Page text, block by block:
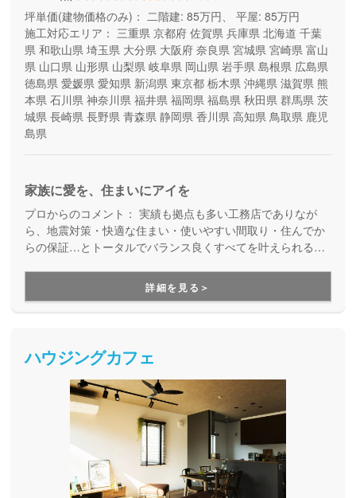
坪単価(建物価格のみ)： 二階建: 85万円、 平屋: 85万円
施工対応エリア： 三重県 京都府 佐賀県 兵庫県 北海道 千葉
県 和歌山県 埼玉県 大分県 大阪府 奈良県 宮城県 宮崎県 富山
県 山口県 山形県 山梨県 岐阜県 岡山県 岩手県 島根県 広島県
徳島県 愛媛県 愛知県 新潟県 東京都 栃木県 沖縄県 滋賀県 熊
本県 石川県 神奈川県 福井県 福岡県 福島県 秋田県 群馬県 茨
城県 長崎県 長野県 青森県 静岡県 香川県 高知県 鳥取県 鹿児
島県
家族に愛を、住まいにアイを
プロからのコメント： 実績も拠点も多い工務店でありなが
ら、地震対策・快適な住まい・使いやすい間取り・住んでか
らの保証…とトータルでバランス良くすべてを叶えられる家
用できる間取り提案も得意なので、末長く安心して暮らせる
住まいをお求めの方、安心できるプロにまるっとお任せした
い方にもお勧めしています。
詳細を見る＞
ハウジングカフェ